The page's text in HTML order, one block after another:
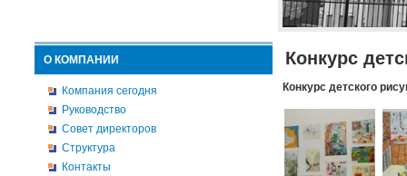
О КОМПАНИИ
Компания сегодня
Руководство
Совет директоров
Структура
Контакты
Конкурс
Конкурс детского